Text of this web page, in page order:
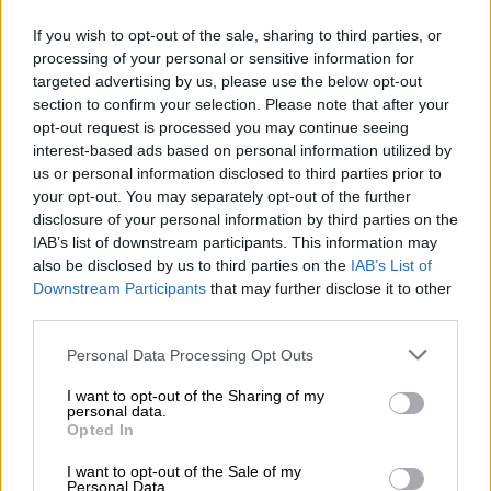
If you wish to opt-out of the sale, sharing to third parties, or
processing of your personal or sensitive information for
targeted advertising by us, please use the below opt-out
section to confirm your selection. Please note that after your
opt-out request is processed you may continue seeing
interest-based ads based on personal information utilized by
us or personal information disclosed to third parties prior to
your opt-out. You may separately opt-out of the further
disclosure of your personal information by third parties on the
IAB’s list of downstream participants. This information may
also be disclosed by us to third parties on the IAB’s List of
Downstream Participants that may further disclose it to other
Please note that this website/app uses one or more Google
not limited to your visit or usage behaviour. You may click to
grant or deny consent to Google and its third-party tags to
use your data for below specified purposes in below Google
consent section.
Personal Data Processing Opt Outs
I want to opt-out of the Sharing of my
personal data.
Opted In
I want to opt-out of the Sale of my
Personal Data.
έχει προκληθεί με τονΝόβακ Τζόκοβιτς και
την απόρριψη της βίζας του για είσοδο στην
Αυστραλία καθότι δεν είναι εμβολιασμένος.
Ο Τσιτσιπάς βρίσκεται ήδη στην Αυστραλία
τις τελευταίες δύο εβδομάδες καθώς
συμμετείχε στις αρχές του χρόνου στοATP
Cupπου πραγματοποιήθηκε στο Σίνδεϊ, ενώ
πλέον προετοιμάζεται για την πρεμιέρα του
στο Australian Open που παραδοσιακά
διεξάγεται στη Μελβούρνη.
ΔΙΑΒΑΣΤΕ ΕΠΙΣΗΣ
Αθλητισμός|07.10.2021 11:25
Στέφανος Τσιτσιπάς για εμβολιασμό:
Δεν θα σας δώσω πληροφορίες του